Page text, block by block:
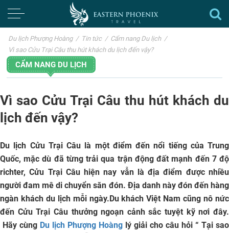
Du lịch Phượng Hoàng / Tin tức / Cẩm nang Du lịch /
Vì sao Cửu Trại Câu thu hút khách du lịch đến vậy?
CẨM NANG DU LỊCH
Vì sao Cửu Trại Câu thu hút khách du
lịch đến vậy?
Du lịch Cửu Trại Câu là một điểm đến nổi tiếng của Trung
Quốc, mặc dù đã từng trải qua trận động đất mạnh đến 7 độ
richter,Cửu Trại Câuhiện nay vẫn là địa điểm được nhiều
người đam mê di chuyển săn đón. Địa danh này đón đến hàng
ngàn khách du lịch mỗi ngày.Du khách Việt Nam cũng nô nức
đến Cửu Trại Câuthưởng ngoạn cảnh sắc tuyệt kỹ nơi đây.
Hãy cùng Du lịch Phượng Hoàng lý giải cho câu hỏi “ Tại sao